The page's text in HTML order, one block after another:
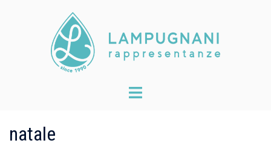
Toggle
natale